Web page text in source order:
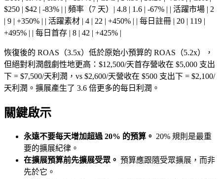
$250 | $42 | -83% | | 頻率（7 天）| 4.8 | 1.6 | -67% | | 活躍市場 | 2
| 9 | +350% | | 活躍素材 | 4 | 22 | +450% | | 每日註冊 | 20 | 119 |
+495% | | 每日首存 | 8 | 42 | +425% |
恢復後的 ROAS（3.5x）低於原始小預算的 ROAS（5.2x），
但絕對利潤戲劇性地更高：$12,500/天首存營收在 $5,000 支出
下 = $7,500/天利潤，vs $2,600/天營收在 $500 支出下 = $2,100/
天利潤。擴展產生了 3.6 倍更多的每日利潤。
關鍵啟示
永遠不要每天增加超過 20% 的預算。 20% 規則是最重
要的擴展紀律。
在擴展預算前先擴展受眾。 預算應跟隨受眾擴展，而非
先於它。